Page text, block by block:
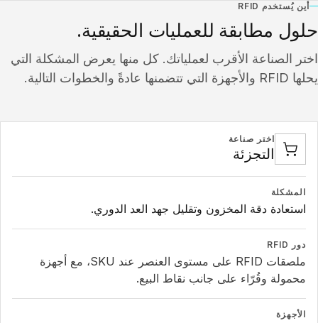
أين يُستخدم RFID
حلول مطابقة للعمليات الحقيقية.
اختر الصناعة الأقرب لعملياتك. كل منها يعرض المشكلة التي
يحلها RFID والأجهزة التي تتضمنها عادةً والخطوات التالية.
اختر صناعة
التجزئة
المشكلة
استعادة دقة المخزون وتقليل جهد العد الدوري.
دور RFID
ملصقات RFID على مستوى العنصر عند SKU، مع أجهزة
محمولة وقُرّاء على جانب نقاط البيع.
الأجهزة